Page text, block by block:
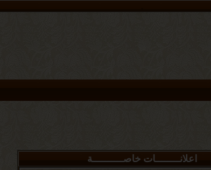
اعلانــــــــات خاصــــــــــة